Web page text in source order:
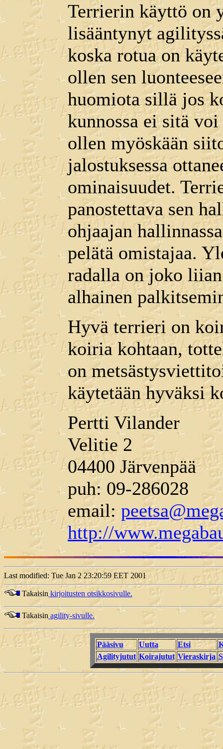
Terrierin käyttö on
lisääntynyt
koska rotua on
ollen sen
huomiota sillä jos
kunnossa ei sitä
ollen myöskään
jalostuksessa
ominaisuudet.
panostettava sen
ohjaajan
pelätä omistajaa.
radalla on joko
alhainen
Hyvä terrieri on
koiria kohtaan,
on
käytetään hyväksi
Pertti Vilander
Velitie 2
04400 Järvenpää
puh: 09-286028
email:
http://
Last modified: Tue Jan 2 23:20:59 EET 2001
Takaisin kirjoitusten otsikkosivulle.
Takaisin agility-sivulle.
Pääsivu Uutta Etsi
Agilityjutut Koirajutut Vieraskirja